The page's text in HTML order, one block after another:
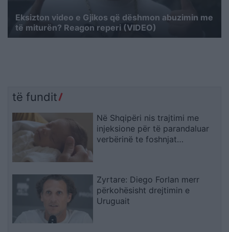
Eksizton video e Gjikos që dëshmon abuzimin me
të miturën? Reagon reperi (VIDEO)
të fundit
Në Shqipëri nis trajtimi me
injeksione për të parandaluar
verbërinë te foshnjat
Zyrtare: Diego Forlan merr
përkohësisht drejtimin e
Uruguait